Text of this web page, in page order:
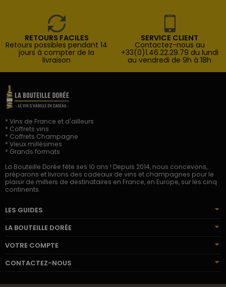
RETOURS FACILES
Retours possibles pendant 14
jours à compter de la
livraison
SERVICE CLIENT
Contactez-nous au
+33(0)1.46.22.29.79 du lundi
au vendredi de 9h à 18h
* Vins de France et d'ailleurs
* Coffrets vins
* Coffrets Champagne
* Vieux millésimes
* Grands formats
La Bouteille Dorée fête ses 10 ans ! Depuis 2014, nous concevons,
préparons et livrons des cadeaux de vins et champagnes pour le
plaisir de milliers de destinataires en France, en Europe, sur les cinq
continents.
LES GUIDES
LA BOUTEILLE DORÉE
VOTRE COMPTE
CONTACTEZ-NOUS